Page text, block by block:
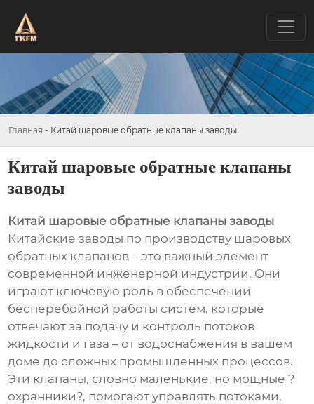
Главная - Китай шаровые обратные клапаны заводы
Китай шаровые обратные клапаны
заводы
Китай шаровые обратные клапаны заводы
Китайские заводы по производству шаровых
обратных клапанов – это важный элемент
современной инженерной индустрии. Они
играют ключевую роль в обеспечении
бесперебойной работы систем, которые
отвечают за подачу и контроль потоков
жидкости и газа – от водоснабжения в вашем
доме до сложных промышленных процессов.
Эти клапаны, словно маленькие, но мощные ?
охранники?, помогают управлять потоками,